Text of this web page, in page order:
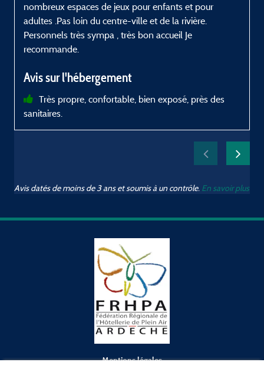
nombreux espaces de jeux pour enfants et pour
adultes .Pas loin du centre-ville et de la rivière.
Personnels très sympa , très bon accueil Je
recommande.
Avis sur l'hébergement
Très propre, confortable, bien exposé, près des
sanitaires.
Avis datés de moins de 3 ans et soumis à un contrôle. En savoir plus
Mentions légales